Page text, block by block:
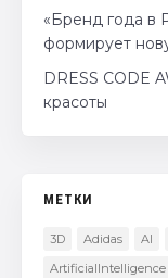
«Бренд года в
формирует
DRESS CODE
красоты
МЕТКИ
3D Adidas AI
ArtificialIntelligence